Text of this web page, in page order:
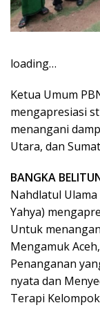
loading…
Ketua Umum
mengapresiasi
menangani
Utara, dan
BANGKA
Nahdlatul Ulama
Yahya)
Untuk
Mengamuk
Penanganan
nyata dan
Terapi